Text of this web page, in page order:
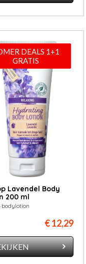
DEALS 1+1
GRATIS
Lavendel Body
200 ml
bodylotion
€ 12,29